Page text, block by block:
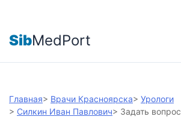
SibMedPort
Главная> Врачи Красноярска> Урологи
> Силкин Иван Павлович> Задать вопрос